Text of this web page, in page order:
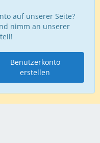
auf unserer Seite?
nimm an unserer
Benutzerkonto
erstellen